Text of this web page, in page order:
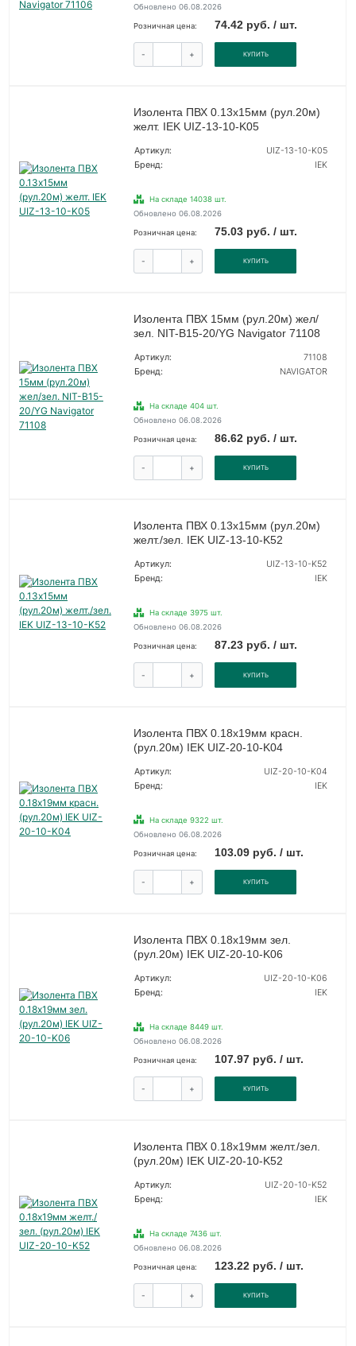
Обновлено 06.08.2026
Розничная цена: 74.42 руб. / шт.
- + КУПИТЬ
Изолента ПВХ 0.13х15мм (рул.20м)
желт. IEK UIZ-13-10-K05
Артикул:
UIZ-13-10-K05
Бренд:
IEK
На складе 14038 шт.
Обновлено 06.08.2026
Розничная цена: 75.03 руб. / шт.
- + КУПИТЬ
Изолента ПВХ 15мм (рул.20м) жел/
зел. NIT-B15-20/YG Navigator 71108
Артикул:
71108
Бренд:
NAVIGATOR
На складе 404 шт.
Обновлено 06.08.2026
Розничная цена: 86.62 руб. / шт.
- + КУПИТЬ
Изолента ПВХ 0.13х15мм (рул.20м)
желт./зел. IEK UIZ-13-10-K52
Артикул:
UIZ-13-10-K52
Бренд:
IEK
На складе 3975 шт.
Обновлено 06.08.2026
Розничная цена: 87.23 руб. / шт.
- + КУПИТЬ
Изолента ПВХ 0.18х19мм красн.
(рул.20м) IEK UIZ-20-10-K04
Артикул:
UIZ-20-10-K04
Бренд:
IEK
На складе 9322 шт.
Обновлено 06.08.2026
Розничная цена: 103.09 руб. / шт.
- + КУПИТЬ
Изолента ПВХ 0.18х19мм зел.
(рул.20м) IEK UIZ-20-10-K06
Артикул:
UIZ-20-10-K06
Бренд:
IEK
На складе 8449 шт.
Обновлено 06.08.2026
Розничная цена: 107.97 руб. / шт.
- + КУПИТЬ
Изолента ПВХ 0.18х19мм желт./зел.
(рул.20м) IEK UIZ-20-10-K52
Артикул:
UIZ-20-10-K52
Бренд:
IEK
На складе 7436 шт.
Обновлено 06.08.2026
Розничная цена: 123.22 руб. / шт.
- + КУПИТЬ